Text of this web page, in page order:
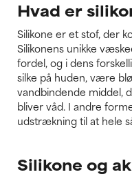
Hvad er
Silikone er et stof, der
Silikonens unikke
fordel, og i dens
silke på huden, være
vandbindende middel,
bliver våd. I andre
udstrækning til at hele
Silikone og